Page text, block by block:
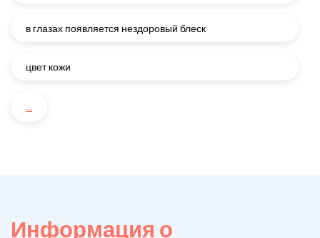
в глазах появляется нездоровый блеск
цвет кожи
...
Информация о